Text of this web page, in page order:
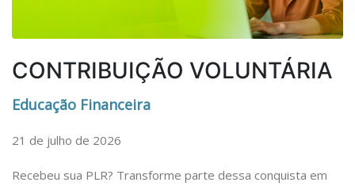
CONTRIBUIÇÃO VOLUNTÁRIA
Educação Financeira
21 de julho de 2026
Recebeu sua PLR? Transforme parte dessa conquista em